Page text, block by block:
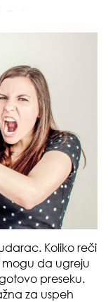
Koliko reči
mogu da ugreju
preseku.
za uspeh